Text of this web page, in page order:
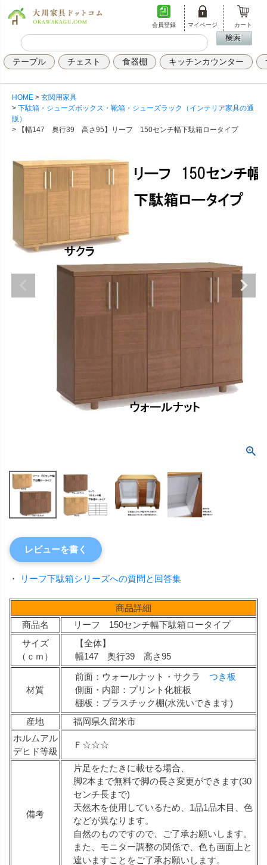
会員登録 マイページ カート
テーブル チェスト 食器棚 キッチンカウンター
HOME
玄関用家具
下駄箱・シューズボックス・靴箱・シューズラック（インテリア家具の通
販）
【幅147 奥行39 高さ95】リーフ 150センチ幅下駄箱ロータイプ
レビューを書く
・ リーフ下駄箱シリーズへの質問と回答集
商品詳細
商品名
リーフ 150センチ幅下駄箱ロータイプ
サイズ
（ｃｍ）
【全体】
幅147 奥行39 高さ95
材質
前面：ウォールナット・サクラ つき板
側面・内部：プリント化粧板
棚板：プラスチック棚(水洗いできます)
産地
福岡県久留米市
ホルムアル
デヒド等級
Ｆ☆☆☆
備考
片足をたたきに載せる場合、
脚2本まで無料で脚の長さ変更ができます(30
センチ長まで)
天然木を使用しているため、1品1品木目、色
などが異なります。
自然のものですので、ご了承お願いします。
また、モニター調整の関係で、色も画面上と
違いますことをご了承お願いします。